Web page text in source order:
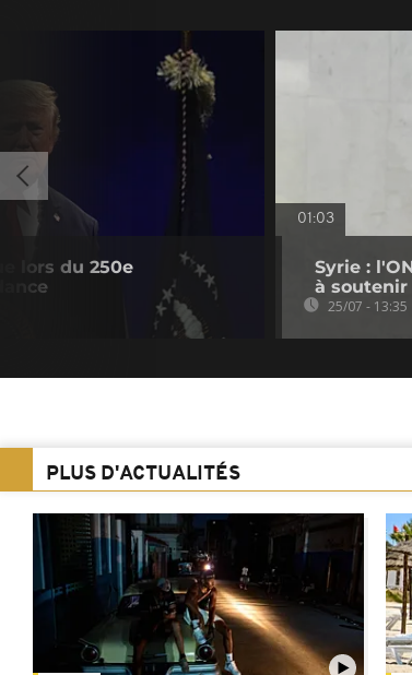
lors du 250e
01:03
Syrie :
à
25/07 - 13:35
PLUS D'ACTUALITÉS